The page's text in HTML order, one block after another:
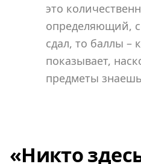
это
определяющий,
сдал, то баллы –
показывает,
предметы
«Никто